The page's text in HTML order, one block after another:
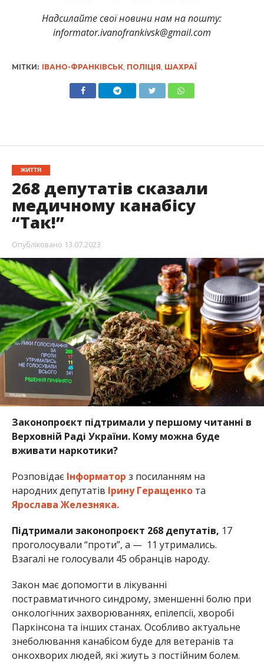
Надсилайте свої новини нам на пошту:
informator.ivanofrankivsk@gmail.com
МІТКИ: ІВАНО-ФРАНКІВСЬК, ПОЛІЦІЯ, ШАХРАЇ
ЖИТТЯ
268 депутатів сказали
медичному канабісу
“Так!”
Опубліковано 13.07.2023
Законопроєкт підтримали у першому читанні в
Верховній Раді України. Кому можна буде
вживати наркотики?
РозповідаєІнформатор з посиланням на
народних депутатів Ірину Геращенкота
Ярослава Железняка.
Підтримали законопроєкт 268 депутатів, 17
проголосували “проти”, а — 11 утримались.
Взагалі не голосували 45 обранців народу.
Закон має допомогти в лікуванні
постравматичного синдрому, зменшенні болю при
онкологічних захворюваннях, епілепсії, хворобі
Паркінсона та інших станах. Особливо актуальне
знеболювання канабісом буде для ветеранів та
онкохворих людей, які жиуть з постійним болем.